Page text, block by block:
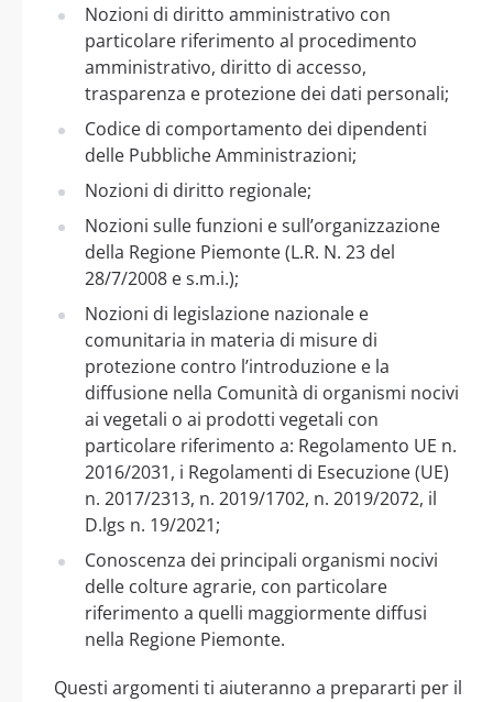
Nozioni di diritto amministrativo con
particolare riferimento al procedimento
amministrativo, diritto di accesso,
trasparenza e protezione dei dati personali;
Codice di comportamento dei dipendenti
delle Pubbliche Amministrazioni;
Nozioni di diritto regionale;
Nozioni sulle funzioni e sull’organizzazione
della Regione Piemonte (L.R. N. 23 del
28/7/2008 e s.m.i.);
Nozioni di legislazione nazionale e
comunitaria in materia di misure di
protezione contro l’introduzione e la
diffusione nella Comunità di organismi nocivi
ai vegetali o ai prodotti vegetali con
particolare riferimento a: Regolamento UE n.
2016/2031, i Regolamenti di Esecuzione (UE)
n. 2017/2313, n. 2019/1702, n. 2019/2072, il
D.lgs n. 19/2021;
Conoscenza dei principali organismi nocivi
delle colture agrarie, con particolare
riferimento a quelli maggiormente diffusi
nella Regione Piemonte.
Questi argomenti ti aiuteranno a prepararti per il